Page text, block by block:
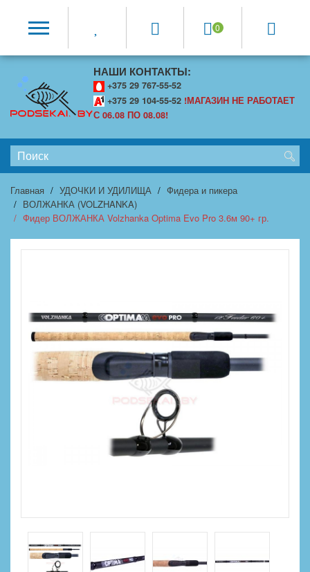
0
НАШИ КОНТАКТЫ:
+375 29 767-55-52
+375 29 104-55-52 !МАГАЗИН НЕ РАБОТАЕТ
С 06.08 ПО 08.08!
Главная УДОЧКИ И УДИЛИЩА
Фидера и пикера
ВОЛЖАНКА (VOLZHANKA)
Фидер ВОЛЖАНКА Volzhanka Optima Evo Pro 3.6м 90+ гр.